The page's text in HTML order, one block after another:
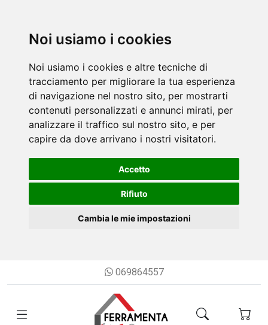
Noi usiamo i cookies
Noi usiamo i cookies e altre tecniche di
tracciamento per migliorare la tua esperienza
di navigazione nel nostro sito, per mostrarti
contenuti personalizzati e annunci mirati, per
analizzare il traffico sul nostro sito, e per
capire da dove arrivano i nostri visitatori.
Accetto
Rifiuto
Cambia le mie impostazioni
069864557